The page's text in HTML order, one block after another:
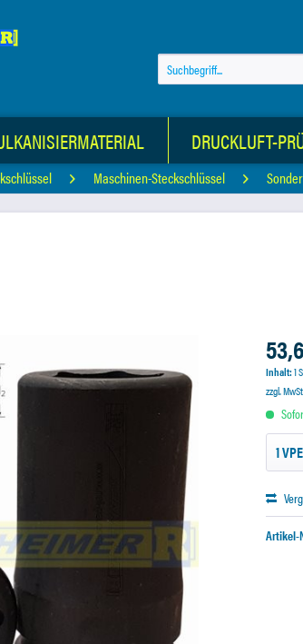
DRUCKLUFT-
Maschinen-Steckschlüssel
Inhalt:1
zzgl.
Artikel-